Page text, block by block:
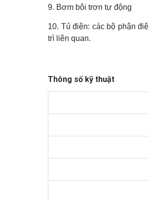
9. Bơm bôi trơn tự động
10. Tủ điện: các bộ phận
trì liên quan.
Thông số kỹ thuật